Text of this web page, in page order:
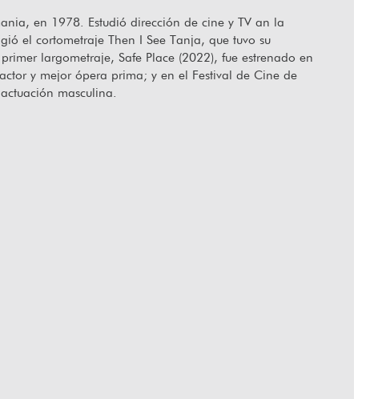
desde el corazón”
en 1978. Estudió dirección de cine y TV an la
el cortometraje Then I See Tanja, que tuvo su
largometraje, Safe Place (2022), fue estrenado en
y mejor ópera prima; y en el Festival de Cine de
masculina.